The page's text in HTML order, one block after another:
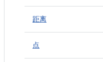
距离
点